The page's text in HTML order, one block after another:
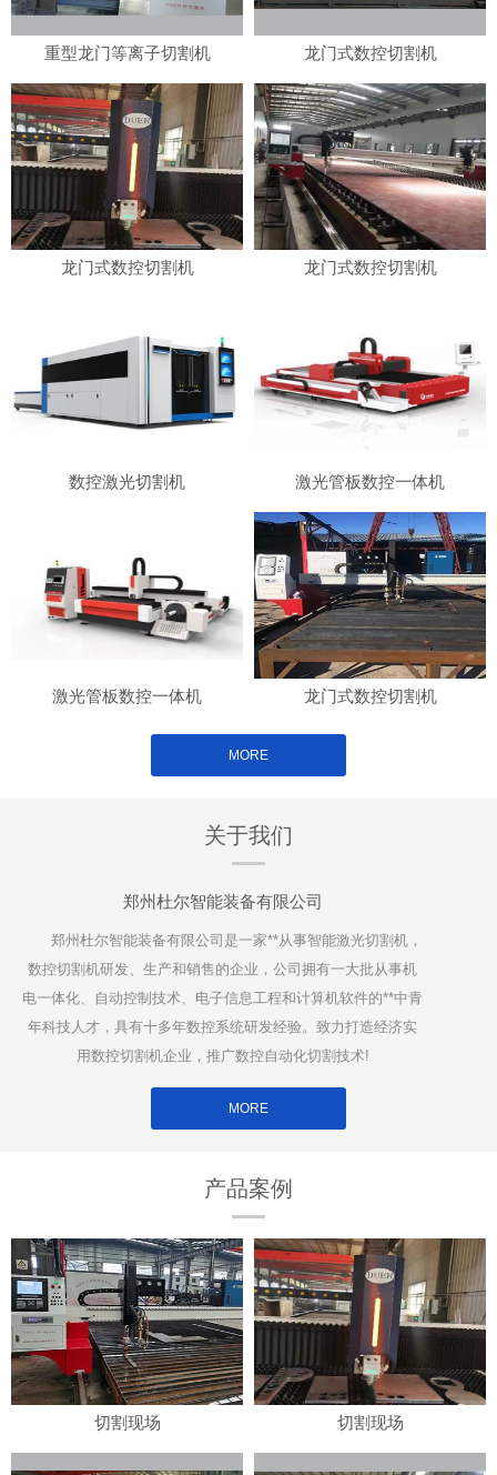
重型龙门等离子切割机 龙门式数控切割机
龙门式数控切割机 龙门式数控切割机
数控激光切割机 激光管板数控一体机
激光管板数控一体机 龙门式数控切割机
MORE
关于我们
郑州杜尔智能装备有限公司
郑州杜尔智能装备有限公司是一家**从事智能激光切割机，
数控切割机研发、生产和销售的企业，公司拥有一大批从事机
电一体化、自动控制技术、电子信息工程和计算机软件的**中青
年科技人才，具有十多年数控系统研发经验。致力打造经济实
用数控切割机企业，推广数控自动化切割技术!
MORE
产品案例
切割现场 切割现场